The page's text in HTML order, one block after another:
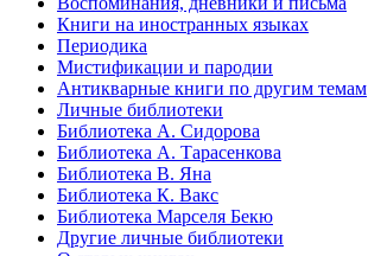
Книги на иностранных языках
Периодика
Мистификации и пародии
Антикварные книги по другим темам
Личные библиотеки
Библиотека А. Сидорова
Библиотека А. Тарасенкова
Библиотека В. Яна
Библиотека К. Вакс
Библиотека Марселя Бекю
Другие личные библиотеки